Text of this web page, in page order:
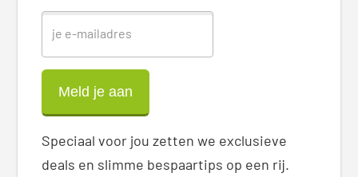
Speciaal voor jou zetten we exclusieve
deals en slimme bespaartips op een rij.